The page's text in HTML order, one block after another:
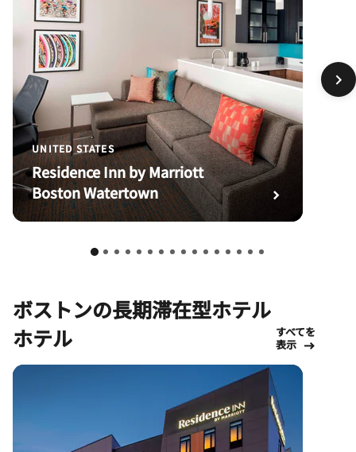
UNITED STATES
Residence Inn by Marriott
Boston Watertown
ボストンの長期滞在型ホテル
ホテル
すべてを
表示